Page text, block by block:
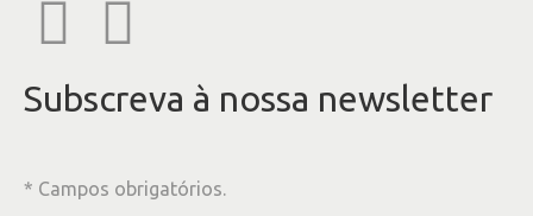
Subscreva à nossa newsletter
* Campos obrigatórios.